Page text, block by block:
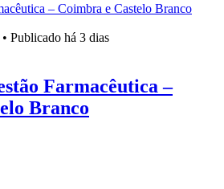
– Coimbra e Castelo Branco
• Publicado há 3 dias
Farmacêutica –
Branco